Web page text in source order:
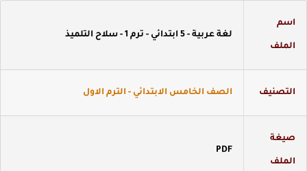
اسم
الملف
لغة عربية - 5 ابتدائي - ترم 1 - سلاح التلميذ
التصنيف الصف الخامس الابتدائي - الترم الاول
صيغة
الملف
PDF